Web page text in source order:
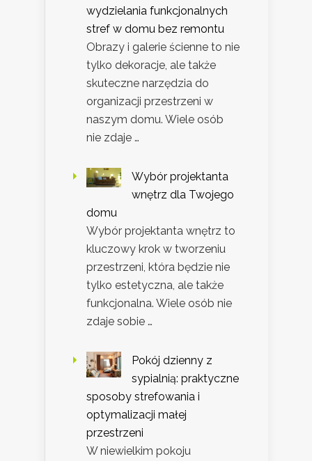
wydzielania funkcjonalnych
stref w domu bez remontu
Obrazy i galerie ścienne to nie
tylko dekoracje, ale także
skuteczne narzędzia do
organizacji przestrzeni w
naszym domu. Wiele osób
nie zdaje …
Wybór projektanta
wnętrz dla Twojego
domu
Wybór projektanta wnętrz to
kluczowy krok w tworzeniu
przestrzeni, która będzie nie
tylko estetyczna, ale także
funkcjonalna. Wiele osób nie
zdaje sobie …
Pokój dzienny z
sypialnią: praktyczne
sposoby strefowania i
optymalizacji małej
przestrzeni
W niewielkim pokoju